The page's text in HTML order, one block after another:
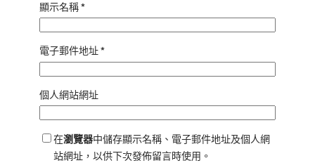
顯示名稱*
電子郵件地址*
個人網站網址
在瀏覽器中儲存顯示名稱、電子郵件地址及個人網
站網址，以供下次發佈留言時使用。